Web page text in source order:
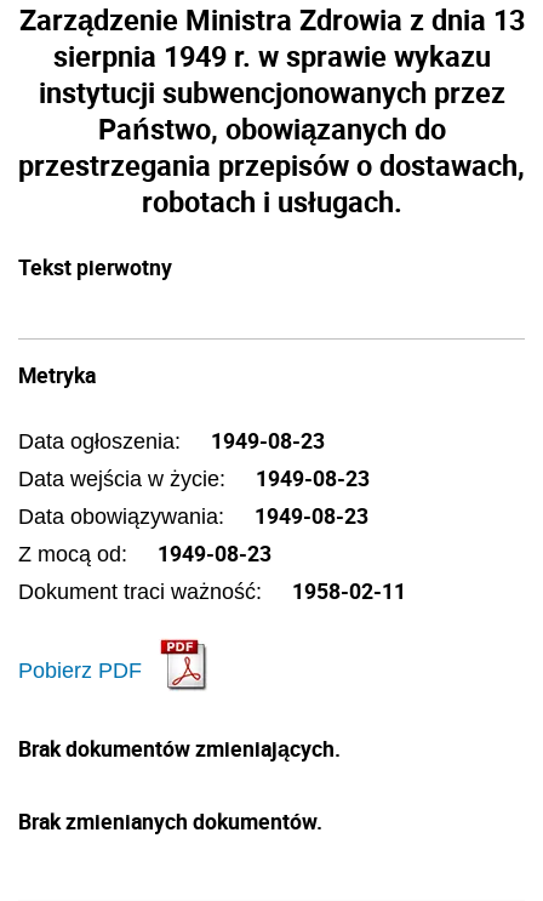
Zarządzenie Ministra Zdrowia z dnia 13
sierpnia 1949 r. w sprawie wykazu
instytucji subwencjonowanych przez
Państwo, obowiązanych do
przestrzegania przepisów o dostawach,
robotach i usługach.
Tekst pierwotny
Metryka
Data ogłoszenia: 1949-08-23
Data wejścia w życie: 1949-08-23
Data obowiązywania: 1949-08-23
Z mocą od: 1949-08-23
Dokument traci ważność: 1958-02-11
Pobierz PDF
Brak dokumentów zmieniających.
Brak zmienianych dokumentów.